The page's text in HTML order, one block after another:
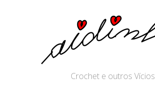
Crochet e outros Vícios